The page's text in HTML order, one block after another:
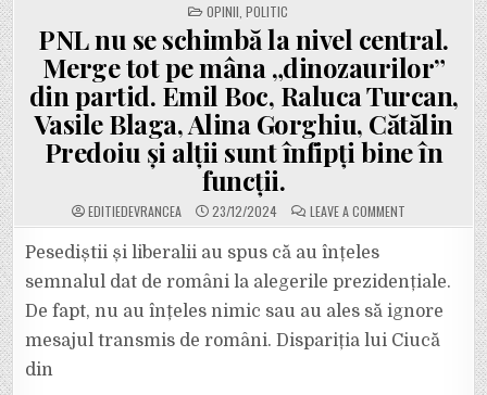
POSTED
IN
OPINII POLITIC
PNL nu se schimbă la nivel central.
Merge tot pe mâna „dinozaurilor”
din partid. Emil Boc, Raluca Turcan,
Vasile Blaga, Alina Gorghiu, Cătălin
Predoiu și alții sunt înfipți bine în
funcții.
EDITIEDEVRANCEA 23/12/2024 LEAVE A COMMENTON
PNL
LA
NIVEL
MERGE
PE
Pesediștii și liberalii au spus că au înțeles
semnalul dat de români la alegerile prezidențiale.
De fapt, nu au înțeles nimic sau au ales să ignore
mesajul transmis de români. Dispariția lui Ciucă
din